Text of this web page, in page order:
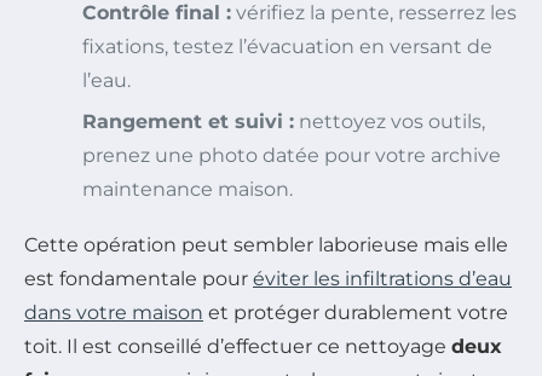
Contrôle final : vérifiez la pente, resserrez les
fixations, testez l’évacuation en versant de
l’eau.
Rangement et suivi : nettoyez vos outils,
prenez une photo datée pour votre archive
maintenance maison.
Cette opération peut sembler laborieuse mais elle
est fondamentale pour éviter les infiltrations d’eau
dans votre maison et protéger durablement votre
toit. Il est conseillé d’effectuer ce nettoyage deux